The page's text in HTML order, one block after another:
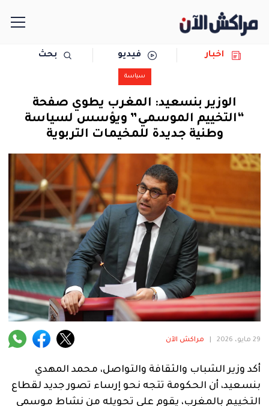
سياسة
رياضة
دولية
المرأة
فنية
منوعة
اخبار فيديو بحث
سياسة
الوزير بنسعيد: المغرب يطوي صفحة
“التخييم الموسمي” ويؤسس لسياسة
وطنية جديدة للمخيمات التربوية
29 مايو، 2026 مراكش الآن
أكد وزير الشباب والثقافة والتواصل، محمد المهدي
بنسعيد، أن الحكومة تتجه نحو إرساء تصور جديد لقطاع
التخييم بالمغرب، يقوم على تحويله من نشاط موسمي